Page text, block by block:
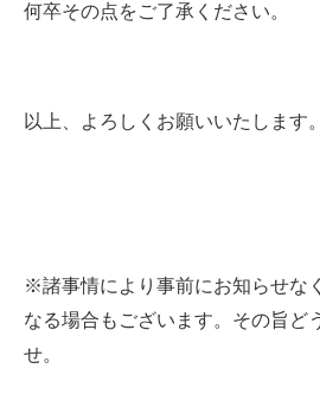
何卒その点をご了承ください。
以上、よろしくお願いいたします。
※諸事情により事前にお知らせな
なる場合もございます。その旨ど
せ。